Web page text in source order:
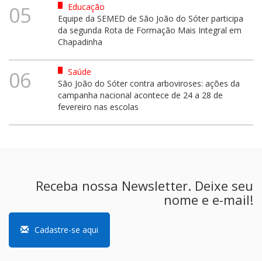
05
Educação
Equipe da SEMED de São João do Sóter participa
da segunda Rota de Formação Mais Integral em
Chapadinha
06
Saúde
São João do Sóter contra arboviroses: ações da
campanha nacional acontece de 24 a 28 de
fevereiro nas escolas
Receba nossa Newsletter. Deixe seu
nome e e-mail!
Cadastre-se aqui